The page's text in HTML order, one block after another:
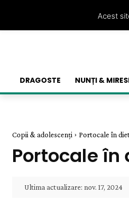
DRAGOSTE NUNȚI &
Copii & adolescenți Portocale în
Portocale
Ultima actualizare: nov. 17, 2024
Acest